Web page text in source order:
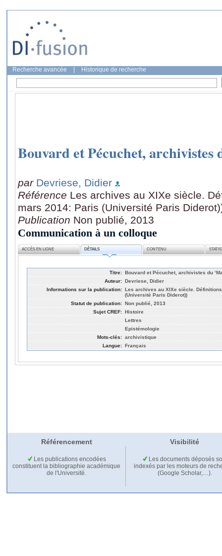
Recherche avancée Historique de recherche
Bouvard et Pécuchet, archivistes
par Devriese, Didier
Référence Les archives au XIXe siècle.
mars 2014: Paris (Université Paris
Publication Non publié, 2013
Communication à un colloque
ACCÈS EN LIGNE DÉTAILS CONTENU
Titre: Bouvard et Pécuchet, archivistes du
Auteur: Devriese, Didier
Informations sur la publication: Les archives au XIXe siècle.
(Université Paris Diderot))
Statut de publication: Non publié, 2013
Sujet CREF: Histoire
Lettres
Epistémologie
Mots-clés: archivistique
Langue: Français
Référencement Visibilité
Les publications encodées
constituent la bibliographie académique
de l'Université.
Les documents déposés
indexés par les moteurs de
(Google Scholar,…).